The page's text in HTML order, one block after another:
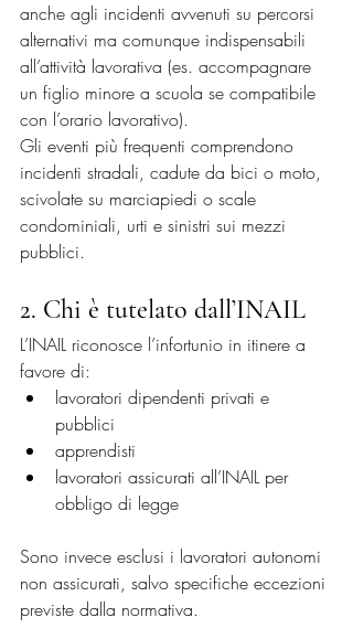
anche agli incidenti avvenuti su percorsi
alternativi ma comunque indispensabili
all’attività lavorativa (es. accompagnare
un figlio minore a scuola se compatibile
con l’orario lavorativo).
Gli eventi più frequenti comprendono
incidenti stradali, cadute da bici o moto,
scivolate su marciapiedi o scale
condominiali, urti e sinistri sui mezzi
pubblici.
2. Chi è tutelato dall’INAIL
L’INAIL riconosce l’infortunio in itinere a
favore di:
lavoratori dipendenti privati e
pubblici
apprendisti
lavoratori assicurati all’INAIL per
obbligo di legge
Sono invece esclusi i lavoratori autonomi
non assicurati, salvo specifiche eccezioni
previste dalla normativa.